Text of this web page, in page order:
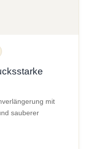
mit
sauberer